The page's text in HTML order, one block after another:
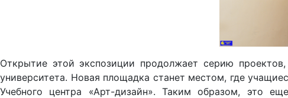
Открытие этой экспозиции продолжает серию
университета. Новая площадка станет местом, где
Учебного центра «Арт-дизайн». Таким образом, это